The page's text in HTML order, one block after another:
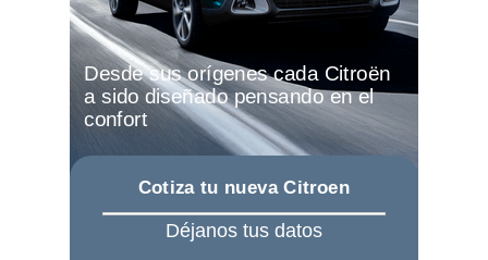
Desde sus orígenes cada Citroën
a sido diseñado pensando en el
confort
Cotiza tu nueva Citroen
Déjanos tus datos